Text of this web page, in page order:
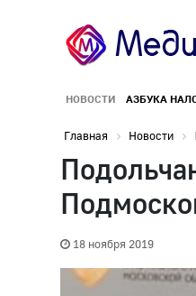
НОВОСТИ АЗБУКА
Главная Новости
18 ноября 2019